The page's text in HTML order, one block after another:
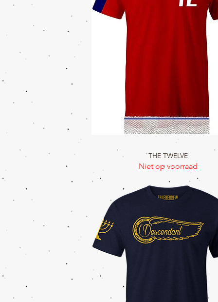
Snel overzicht
THE TWELVE
Niet op voorraad